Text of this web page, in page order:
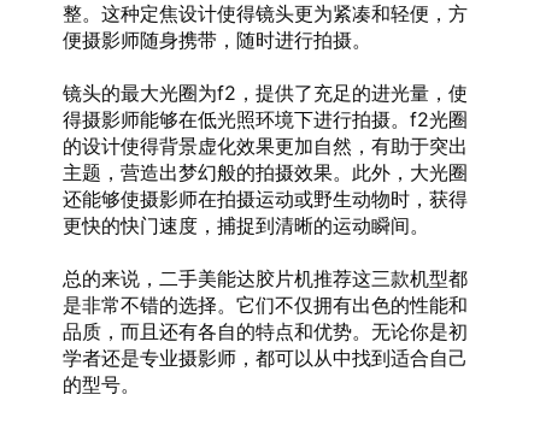
整。这种定焦设计使得镜头更为紧凑和轻便，方
便摄影师随身携带，随时进行拍摄。
镜头的最大光圈为f2，提供了充足的进光量，使
得摄影师能够在低光照环境下进行拍摄。f2光圈
的设计使得背景虚化效果更加自然，有助于突出
主题，营造出梦幻般的拍摄效果。此外，大光圈
还能够使摄影师在拍摄运动或野生动物时，获得
更快的快门速度，捕捉到清晰的运动瞬间。
总的来说，二手美能达胶片机推荐这三款机型都
是非常不错的选择。它们不仅拥有出色的性能和
品质，而且还有各自的特点和优势。无论你是初
学者还是专业摄影师，都可以从中找到适合自己
的型号。